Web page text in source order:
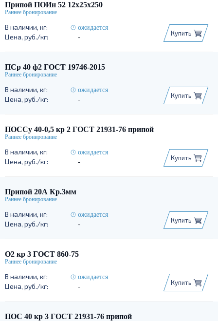
Припой ПОИн 52 12х25х250
ожидается
-
Купить
ПСр 40 ф2 ГОСТ 19746-2015
ожидается
-
Купить
ПОССу 40-0,5 кр 2 ГОСТ 21931-76 припой
ожидается
-
Купить
Припой 20А Кр.3мм
ожидается
-
Купить
О2 кр 3 ГОСТ 860-75
ожидается
-
Купить
ПОС 40 кр 3 ГОСТ 21931-76 припой